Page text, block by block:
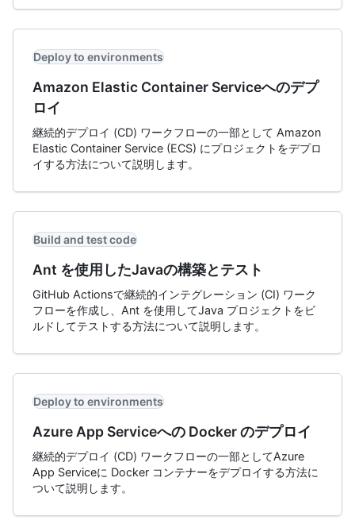
Deploy to environments
Amazon Elastic Container Serviceへのデプ
ロイ
継続的デプロイ (CD) ワークフローの一部として Amazon
Elastic Container Service (ECS) にプロジェクトをデプロ
イする方法について説明します。
Build and test code
Ant を使用したJavaの構築とテスト
GitHub Actionsで継続的インテグレーション (CI) ワーク
フローを作成し、Ant を使用してJava プロジェクトをビ
ルドしてテストする方法について説明します。
Deploy to environments
Azure App Serviceへの Docker のデプロイ
継続的デプロイ (CD) ワークフローの一部としてAzure
App Serviceに Docker コンテナーをデプロイする方法に
ついて説明します。